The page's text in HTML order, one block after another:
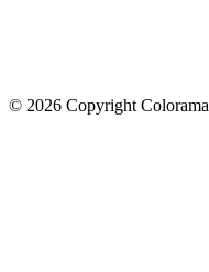
© 2026 Copyright Colorama